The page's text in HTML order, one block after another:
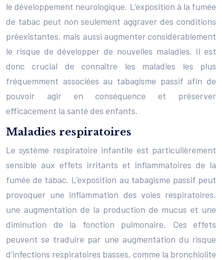
le développement neurologique. L’exposition à la fumée
de tabac peut non seulement aggraver des conditions
préexistantes, mais aussi augmenter considérablement
le risque de développer de nouvelles maladies. Il est
donc crucial de connaître les maladies les plus
fréquemment associées au tabagisme passif afin de
pouvoir agir en conséquence et préserver
efficacement la santé des enfants.
Maladies respiratoires
Le système respiratoire infantile est particulièrement
sensible aux effets irritants et inflammatoires de la
fumée de tabac. L’exposition au tabagisme passif peut
provoquer une inflammation des voies respiratoires,
une augmentation de la production de mucus et une
diminution de la fonction pulmonaire. Ces effets
peuvent se traduire par une augmentation du risque
d’infections respiratoires basses, comme la bronchiolite